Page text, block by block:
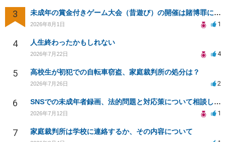
3 未成年の賞金付きゲーム大会（昔遊び）の開催は賭博罪になりますか？
2026年8月1日 1
4 人生終わったかもしれない
2026年7月22日 4
5 高校生が初犯での自転車窃盗、家庭裁判所の処分は？
2026年7月26日 2
6 SNSでの未成年者録画、法的問題と対応策について相談したい
2026年7月12日 1
7 家庭裁判所は学校に連絡するか、その内容について